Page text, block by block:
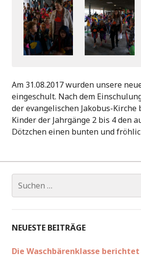
Am 31.08.2017 wurden unsere
eingeschult. Nach dem
der evangelischen Jakobus-
Kinder der Jahrgänge 2 bis 4 den
Dötzchen einen bunten und
nach:
NEUESTE BEITRÄGE
Die Waschbärenklasse